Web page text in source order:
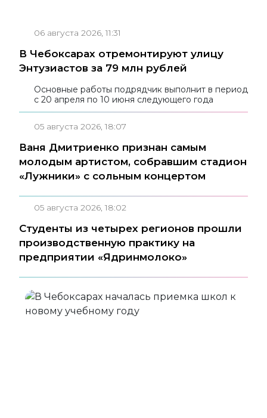
06 августа 2026, 11:31
В Чебоксарах отремонтируют улицу
Энтузиастов за 79 млн рублей
Основные работы подрядчик выполнит в период
с 20 апреля по 10 июня следующего года
05 августа 2026, 18:07
Ваня Дмитриенко признан самым
молодым артистом, собравшим стадион
«Лужники» с сольным концертом
05 августа 2026, 18:02
Студенты из четырех регионов прошли
производственную практику на
предприятии «Ядринмолоко»